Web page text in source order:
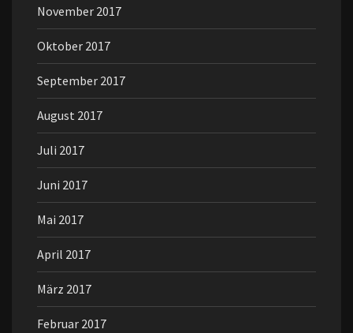
November 2017
Oktober 2017
September 2017
August 2017
Juli 2017
Juni 2017
Mai 2017
April 2017
März 2017
Februar 2017